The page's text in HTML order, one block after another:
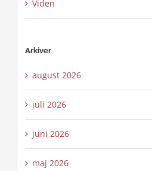
Viden
Arkiver
august 2026
juli 2026
juni 2026
maj 2026